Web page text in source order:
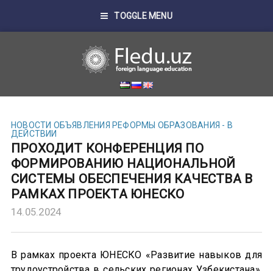
TOGGLE MENU
НОВОСТИ ОБЪЯВЛЕНИЯ РЕФОРМЫ ОБРАЗОВАНИЯ - В
ДЕЙСТВИИ
ПРОХОДИТ КОНФЕРЕНЦИЯ ПО
ФОРМИРОВАНИЮ НАЦИОНАЛЬНОЙ
СИСТЕМЫ ОБЕСПЕЧЕНИЯ КАЧЕСТВА В
РАМКАХ ПРОЕКТА ЮНЕСКО
14.05.2024
В рамках проекта ЮНЕСКО «Развитие навыков для